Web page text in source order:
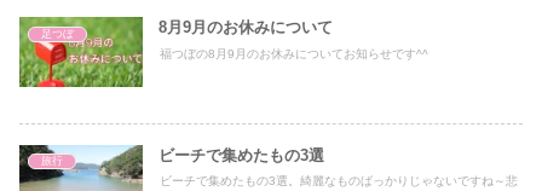
足つぼ 8月9月のお休みについて
福つぼの8月9月のお休みについてお知らせです^^
旅行 ビーチで集めたもの3選
ビーチで集めたもの3選。綺麗なものばっかりじゃないですね～悲